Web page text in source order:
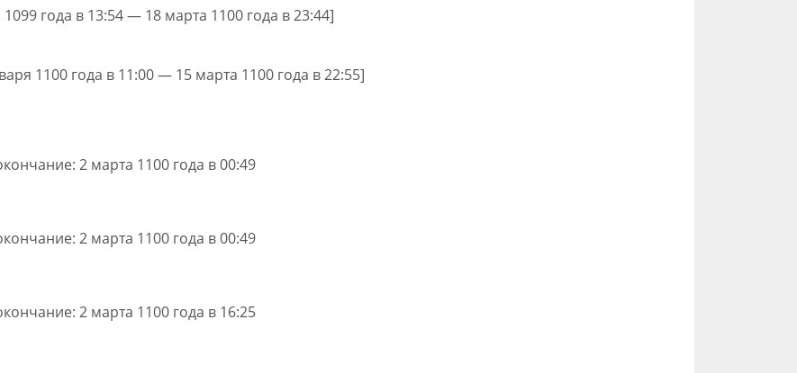
года в 13:54 — 18 марта 1100 года в 23:44]
1100 года в 11:00 — 15 марта 1100 года в 22:55]
2 марта 1100 года в 00:49
2 марта 1100 года в 00:49
2 марта 1100 года в 16:25